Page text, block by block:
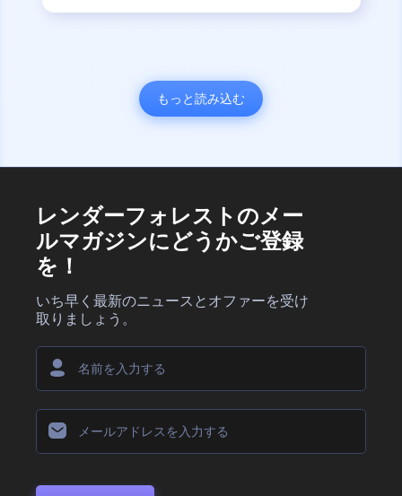
もっと読み込む
レンダーフォレストのメー
ルマガジンにどうかご登録
を！
いち早く最新のニュースとオファーを受け
取りましょう。